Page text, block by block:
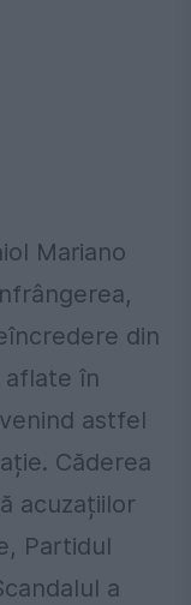
Mariano
din
în
astfel
Căderea
acuzațiilor
Partidul
a